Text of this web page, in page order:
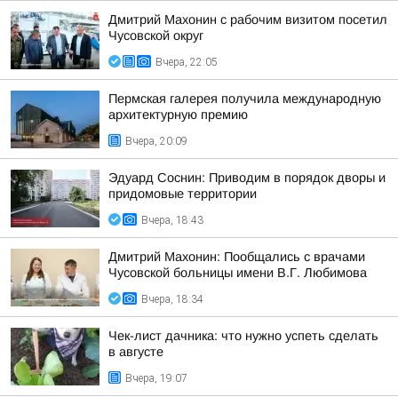
Дмитрий Махонин с рабочим визитом посетил
Чусовской округ
Вчера, 22:05
Пермская галерея получила международную
архитектурную премию
Вчера, 20:09
Эдуард Соснин: Приводим в порядок дворы и
придомовые территории
Вчера, 18:43
Дмитрий Махонин: Пообщались с врачами
Чусовской больницы имени В.Г. Любимова
Вчера, 18:34
Чек-лист дачника: что нужно успеть сделать
в августе
Вчера, 19:07